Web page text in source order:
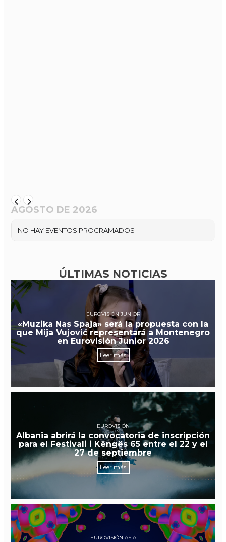
AGOSTO DE 2026
NO HAY EVENTOS PROGRAMADOS
ÚLTIMAS NOTICIAS
EUROVISIÓN JUNIOR
«Muzika Nas Spaja» será la propuesta con la
que Mija Vujović representará a Montenegro
en Eurovisión Junior 2026
Leer más
EUROVISIÓN
Albania abrirá la convocatoria de inscripción
para el Festivali i Këngës 65 entre el 22 y el
27 de septiembre
Leer más
EUROVISIÓN ASIA